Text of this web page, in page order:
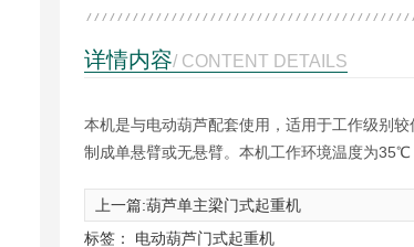
详情内容/ CONTENT DETAILS
本机是与电动葫芦配套使用，适用于工作级别
制成单悬臂或无悬臂。本机工作环境温度为
上一篇:葫芦单主梁门式起重机
标签： 电动葫芦门式起重机